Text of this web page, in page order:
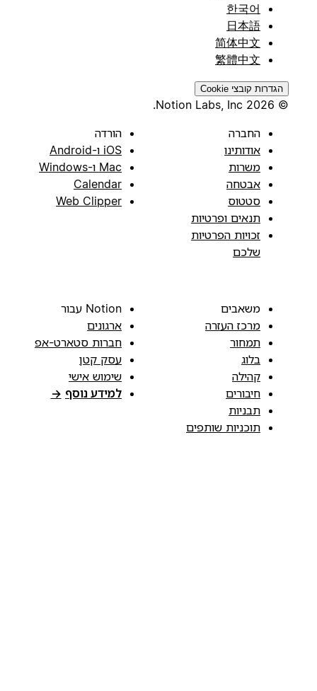
한국어
日本語
简体中文
繁體中文
הגדרות קובצי Cookie
החברה
אודותינו
משרות
אבטחה
סטטוס
תנאים ופרטיות
זכויות הפרטיות
שלכם
הורדה
iOS ו-Android
Mac ו-Windows
Calendar
Web Clipper
משאבים
מרכז העזרה
תמחור
בלוג
קהילה
חיבורים
תבניות
תוכניות שותפים
Notion עבור
ארגונים
חברות סטארט-אפ
עסק קטן
שימוש אישי
למידע נוסף →